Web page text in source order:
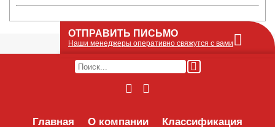
Главная О компании Классификация
ОТПРАВИТЬ ПИСЬМО
Наши менеджеры оперативно свяжутся с вами
Оставьте Ваше сообщение или запрос по
его получим по e-mail и оперативно ответим!